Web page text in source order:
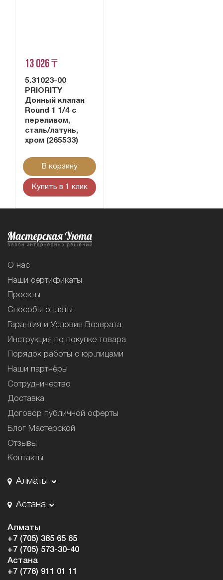
13 026 ₸
5.31023-00
PRIORITY
Донный клапан
Round 1 1/4 с
переливом,
сталь/латунь,
хром (265533)
В корзину
Купить в 1 клик
О нас
Наши сертификаты
Проекты
Способы оплаты
Гарантия и Условия Возврата
Инструкция по покупке товара
Порядок работы с юр.лицами
Наши партнёры
Сотрудничество
Доставка
Договор публичной оферты
Блог Мастерской
Отзывы
Контакты
Алматы
Астана
Алматы
+7 (705) 385 65 65
+7 (705) 573-30-40
Астана
+7 (776) 911 01 11